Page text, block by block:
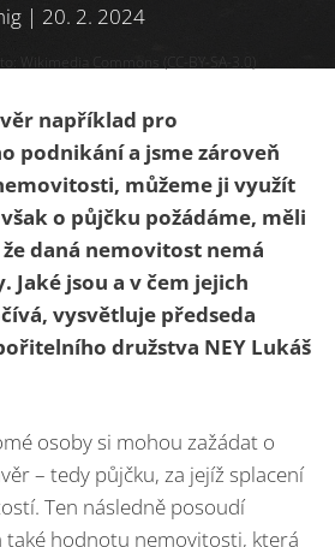
| 20. 2. 2024
Wikimedia Commons (CC-BY-SA-3.0)
například pro
podnikání a jsme zároveň
můžeme ji využít
o půjčku požádáme, měli
daná nemovitost nemá
Jaké jsou a v čem jejich
vysvětluje předseda
družstva NEY Lukáš
osoby si mohou zažádat o
– tedy půjčku, za jejíž splacení
Ten následně posoudí
také hodnotu nemovitosti, která